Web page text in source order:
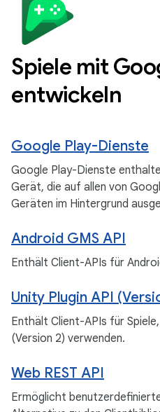
Spiele mit
entwickeln
Google Play-Dienste
Google Play-Dienste
Gerät, die auf allen von
Geräten im Hintergrund
Android GMS API
Enthält Client-APIs für
Unity Plugin API
Enthält Client-APIs für
(Version 2) verwenden.
Web REST API
Ermöglicht